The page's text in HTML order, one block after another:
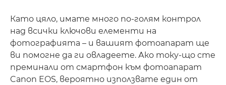
Като цяло, имате много по-голям контрол
над всички ключови елементи на
фотографията – и вашият фотоапарат ще
ви помогне да ги овладеете. Ако току-що сте
преминали от смартфон към фотоапарат
Canon EOS, вероятно използвате един от